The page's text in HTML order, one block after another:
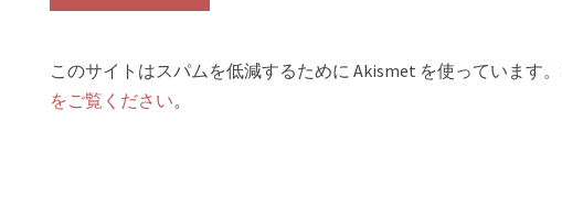
このサイトはスパムを低減するために Akismet を使っています。
をご覧ください。